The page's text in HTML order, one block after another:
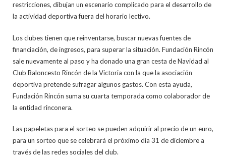
restricciones, dibujan un escenario complicado para el desarrollo de
la actividad deportiva fuera del horario lectivo.
Los clubes tienen que reinventarse, buscar nuevas fuentes de
financiación, de ingresos, para superar la situación. Fundación Rincón
sale nuevamente al paso y ha donado una gran cesta de Navidad al
Club Baloncesto Rincón de la Victoria con la que la asociación
deportiva pretende sufragar algunos gastos. Con esta ayuda,
Fundación Rincón suma su cuarta temporada como colaborador de
la entidad rinconera.
Las papeletas para el sorteo se pueden adquirir al precio de un euro,
para un sorteo que se celebrará el próximo día 31 de diciembre a
través de las redes sociales del club.